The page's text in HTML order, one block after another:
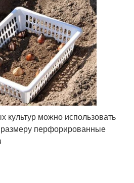
культур можно использовать
перфорированные